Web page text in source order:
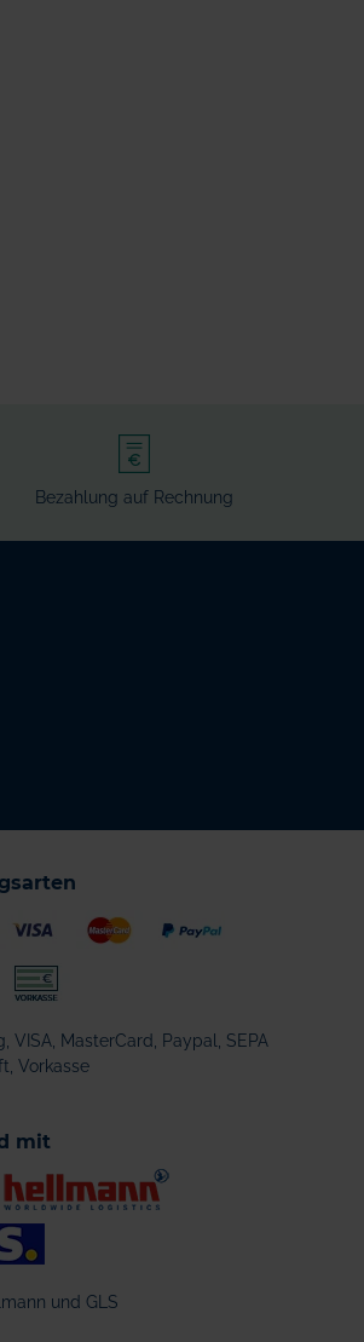
Bezahlung auf Rechnung
VISA, MasterCard, Paypal, SEPA
Vorkasse
mit
und GLS